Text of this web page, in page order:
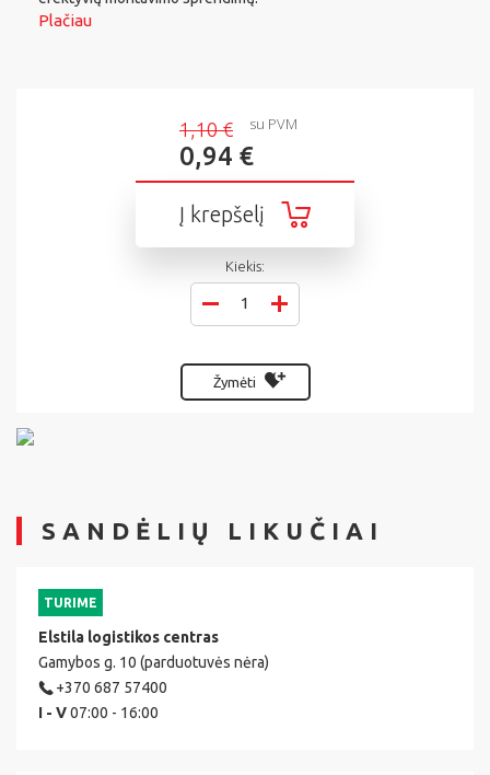
Plačiau
1,10 €
0,94 €
su PVM
Į krepšelį
Kiekis:
Žymėti
SANDĖLIŲ LIKUČIAI
TURIME
Elstila logistikos centras
Gamybos g. 10 (parduotuvės nėra)
+370 687 57400
I - V07:00 - 16:00